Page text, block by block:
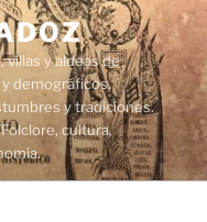
villas y aldeas de
demográficos.
y tradiciones.
cultura,